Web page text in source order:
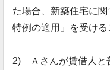
た場合、新築住宅に
特例の適用」を受ける
2) Ａさんが賃借人と